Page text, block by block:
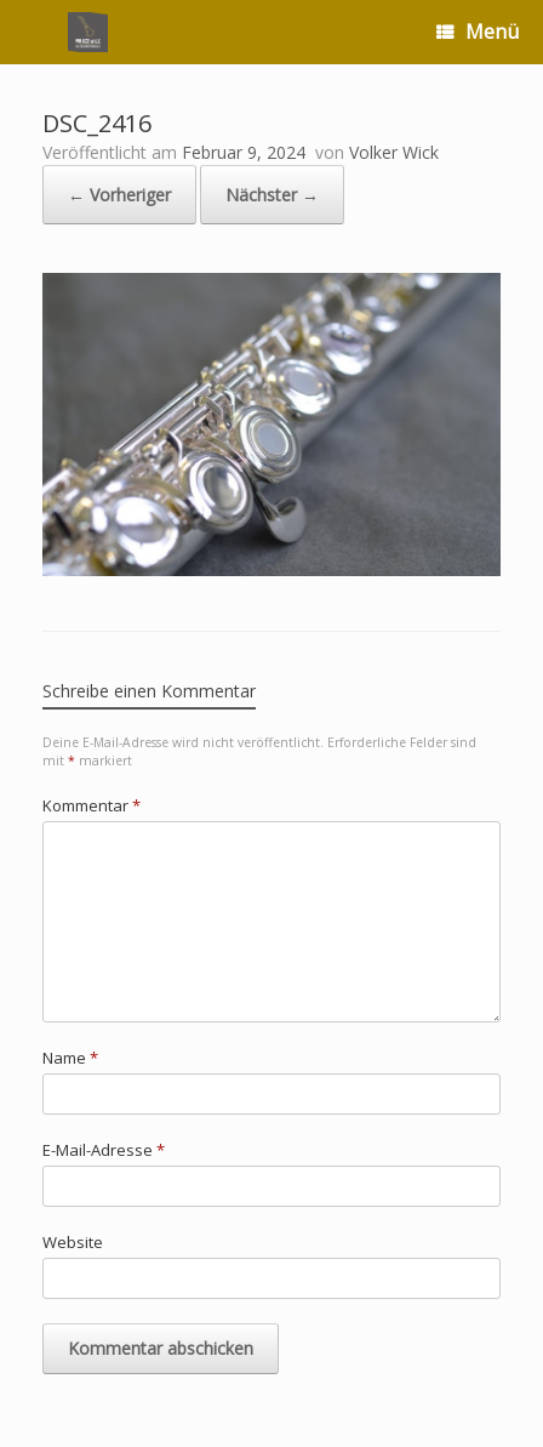
Menü
DSC_2416
Veröffentlicht am Februar 9, 2024 von Volker Wick
← Vorheriger
Nächster →
Schreibe einen Kommentar
Deine E-Mail-Adresse wird nicht veröffentlicht. Erforderliche Felder sind
mit * markiert
Kommentar*
Name *
E-Mail-Adresse *
Website